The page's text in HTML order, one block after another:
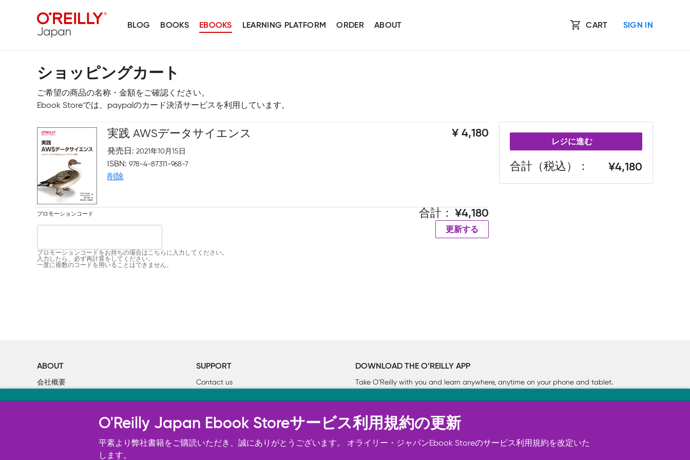
BLOG BOOKS EBOOKS LEARNING PLATFORM ORDER ABOUT CART SIGN IN
ショッピングカート
ご希望の商品の名称・金額をご確認ください。
Ebook Storeでは、paypalのカード決済サービスを利用しています。
実践 AWSデータサイエンス
発売日 2021年10月15日
ISBN 978-4-87311-968-7
削除
4,180
プロモーションコード
プロモーションコードをお持ちの場合はこちらに入力してください。
入力したら、必ず再計算をしてください。
一度に複数のコードを用いることはできません。
合計 4,180
更新する
レジに進む
合計（税込） 4,180
ABOUT
会社概要
SUPPORT
Contact us
DOWNLOAD THE O’REILLY APP
Take O’Reilly with you and learn anywhere, anytime on your phone and tablet.
オライリー・ジャパンのWeb サイトは正常に機能するためにいくつかの Cookie を必要とします（必須）。 このほか、サイト使用状
況の分析、ユーザー・エクスペリエンスの向上、広告宣伝のために、お客様の同意を得て、その他の Cookie を使用することがありま
す。 詳細については
O'Reilly Japan Ebook Storeサービス利用規約の更新
平素より弊社書籍をご購読いただき、誠にありがとうございます。 オライリー・ジャパンEbook Storeのサービス利用規約を改定いた
します。